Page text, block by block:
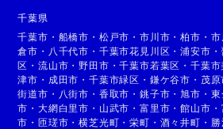
千葉県
千葉市 ・ 船橋市 ・ 松戸市 ・市川市 ・柏市 ・ 市
倉市 ・ 八千代市 ・ 千葉市花見川区 ・浦安市 ・
区 ・流山市 ・野田市 ・千葉市若葉区 ・千葉市
津市 ・ 成田市 ・千葉市緑区 ・ 鎌ケ谷市 ・ 茂原
街道市 ・ 八街市 ・ 香取市 ・銚子市 ・旭市 ・ 東
市 ・大網白里市 ・ 山武市 ・富里市 ・館山市 ・
市 ・匝瑳市 ・横芝光町 ・栄町 ・ 酒々井町 ・